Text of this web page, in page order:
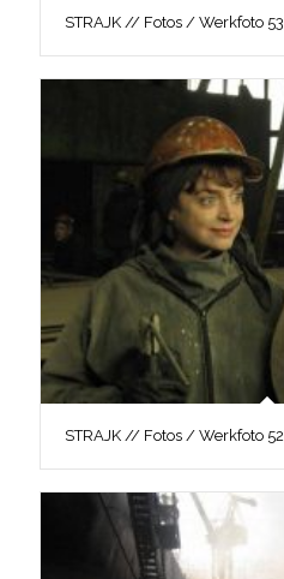
STRAJK // Fotos / Werkfoto 53
STRAJK // Fotos / Werkfoto 52